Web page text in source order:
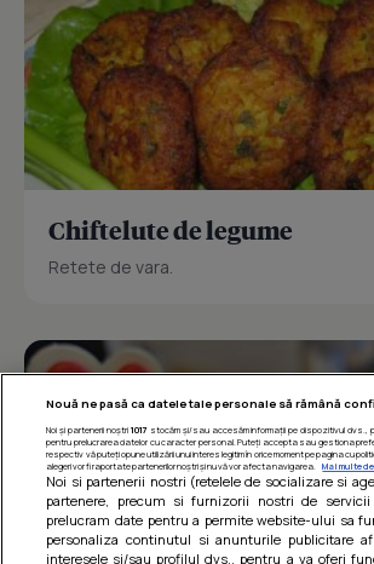
Chiftelute de legume
Retete de vara.
Nouă ne pasă ca datele tale personale să rămână
Noi și partenerii noștri 1017 stocăm și/sau accesăm informații pe dispozitivul dvs.,
pentru prelucrarea datelor cu caracter personal. Puteți accepta sau gestiona
respectiv vă puteți opune utilizării unui interes legitim în orice moment pe pagina cu
alegeri vor fi raportate partenerilor noștri și nu vă vor afecta navigarea.
Mai multe
Noi si partenerii nostri (retelele de socializare si
partenere, precum si furnizorii nostri de
prelucram date pentru a permite website-ului sa
personaliza continutul si anunturile publicitare
interesele si/sau profilul dvs., pentru a va oferi